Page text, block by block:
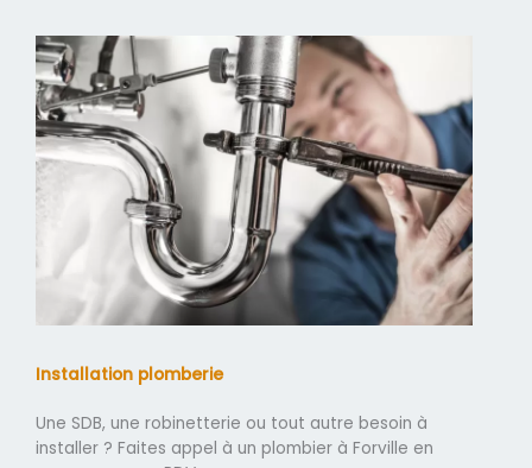
Installation plomberie
Une SDB, une robinetterie ou tout autre besoin à
installer ? Faites appel à un plombier à Forville en